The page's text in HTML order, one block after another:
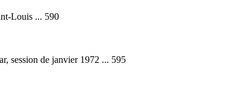
Louis ... 590
session de janvier 1972 ... 595